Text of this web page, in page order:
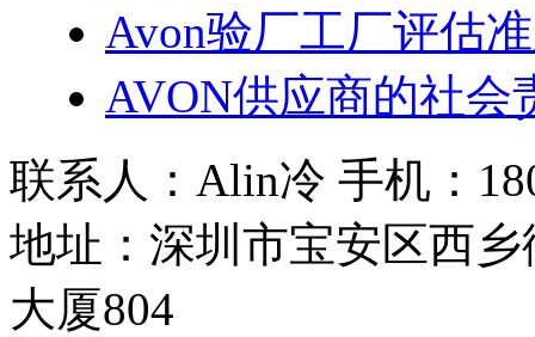
Avon验厂工厂评估
AVON供应商的社会
联系人：Alin冷 手机：
地址：深圳市宝安区西
大厦804